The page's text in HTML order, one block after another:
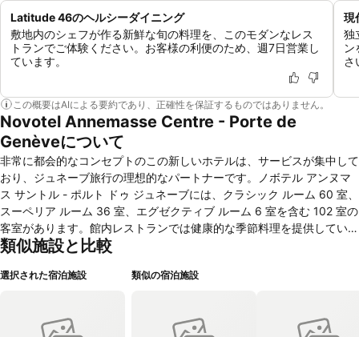
Latitude 46のヘルシーダイニング
敷地内のシェフが作る新鮮な旬の料理を、このモダンなレス
トランでご体験ください。お客様の利便のため、週7日営業し
ています。
現
独
ン
さ
この概要はAIによる要約であり、正確性を保証するものではありません。
Novotel Annemasse Centre - Porte de
Genèveについて
非常に都会的なコンセプトのこの新しいホテルは、サービスが集中して
おり、ジュネーブ旅行の理想的なパートナーです。ノボテル アンヌマ
ス サントル - ポルト ドゥ ジュネーブには、クラシック ルーム 60 室、
スーペリア ルーム 36 室、エグゼクティブ ルーム 6 室を含む 102 室の
客室があります。館内レストランでは健康的な季節料理を提供していま
す。グループ向けには、シェフがその日の地元の食材を使用したメニュ
いに位置するこの 4 つ星ホテルは、地元や山の生活の中心にありま
で、ホテルの宿泊客だけでなく一般の人々も利用できるカフェとベーカ
類似施設と比較
選択された宿泊施設 類似の宿泊施設